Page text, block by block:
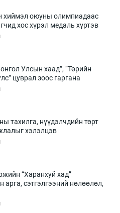
хиймэл оюуны олимпиадаас
хос хүрэл медаль хүртэв
Улсын хаад”, “Төрийн
цуврал зоос гаргана
тахилга, нүүдэлчдийн төрт
хэлэлцэв
“Харанхуй хад”
арга, сэтгэлгээний нөлөөлөл,